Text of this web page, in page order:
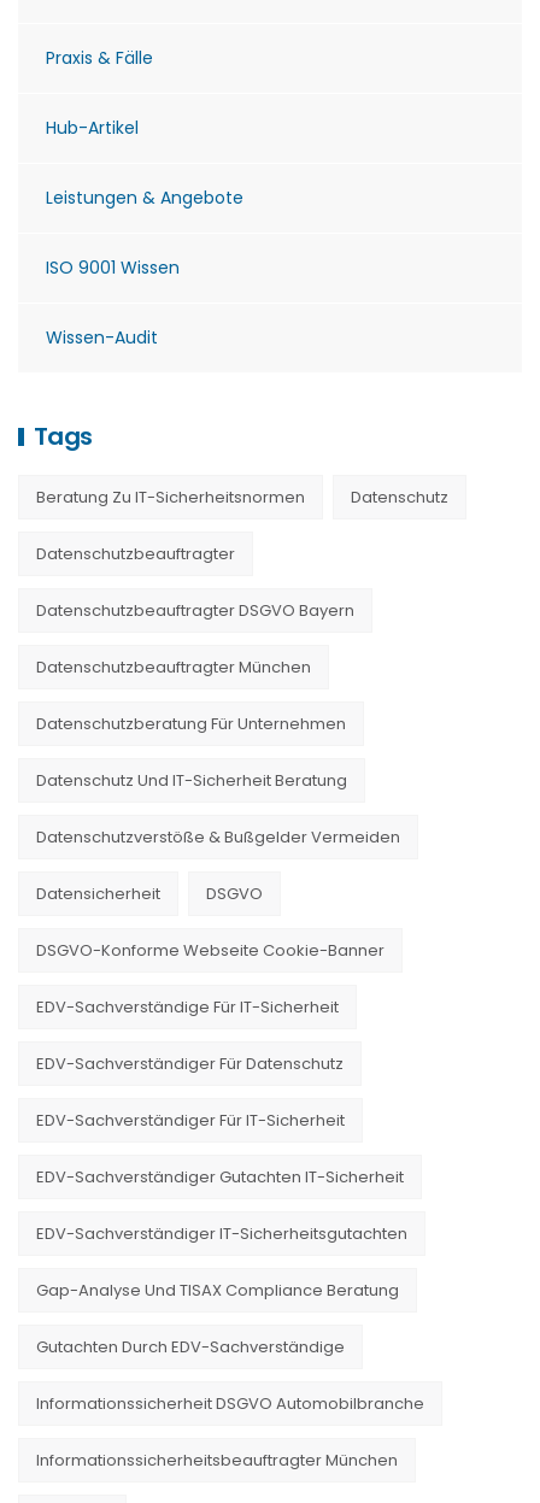
Praxis & Fälle
Hub-Artikel
Leistungen & Angebote
ISO 9001 Wissen
Wissen-Audit
Tags
Beratung Zu IT-Sicherheitsnormen Datenschutz
Datenschutzbeauftragter
Datenschutzbeauftragter DSGVO Bayern
Datenschutzbeauftragter München
Datenschutzberatung Für Unternehmen
Datenschutz Und IT-Sicherheit Beratung
Datenschutzverstöße & Bußgelder Vermeiden
Datensicherheit DSGVO
DSGVO-Konforme Webseite Cookie-Banner
EDV-Sachverständige Für IT-Sicherheit
EDV-Sachverständiger Für Datenschutz
EDV-Sachverständiger Für IT-Sicherheit
EDV-Sachverständiger Gutachten IT-Sicherheit
EDV-Sachverständiger IT-Sicherheitsgutachten
Gap-Analyse Und TISAX Compliance Beratung
Gutachten Durch EDV-Sachverständige
Informationssicherheit DSGVO Automobilbranche
Informationssicherheitsbeauftragter München